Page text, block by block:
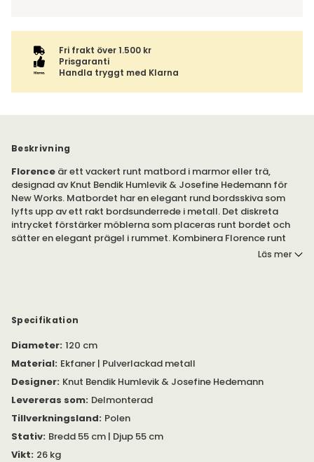
Fri frakt över 1.500 kr
Prisgaranti
Handla tryggt med Klarna
Beskrivning
Florence är ett vackert runt matbord i marmor eller trä,
designad av Knut Bendik Humlevik & Josefine Hedemann för
New Works. Matbordet har en elegant rund bordsskiva som
lyfts upp av ett rakt bordsunderrede i metall. Det diskreta
intrycket förstärker möblerna som placeras runt bordet och
sätter en elegant prägel i rummet. Kombinera Florence runt
matbord med dina favoritstolar för att skapa en trivsam
trä skapar ett inbjudande intryck där det placeras, utan att ta
för mycket plats i rummet.
Observera att trä och marmor är ett naturmaterial där varje
bordsskiva är unik och kan skilja sig i nyans och mönster.
Se bifogadPDF
information om produkten.
Läs mer
Specifikation
Diameter: 120 cm
Material: Ekfaner | Pulverlackad metall
Designer: Knut Bendik Humlevik & Josefine Hedemann
Levereras som: Delmonterad
Tillverkningsland: Polen
Stativ: Bredd 55 cm | Djup 55 cm
Vikt: 26 kg